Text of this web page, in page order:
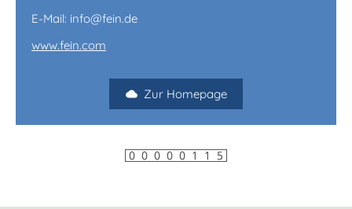
E-Mail: info@fein.de
www.fein.com
Zur Homepage